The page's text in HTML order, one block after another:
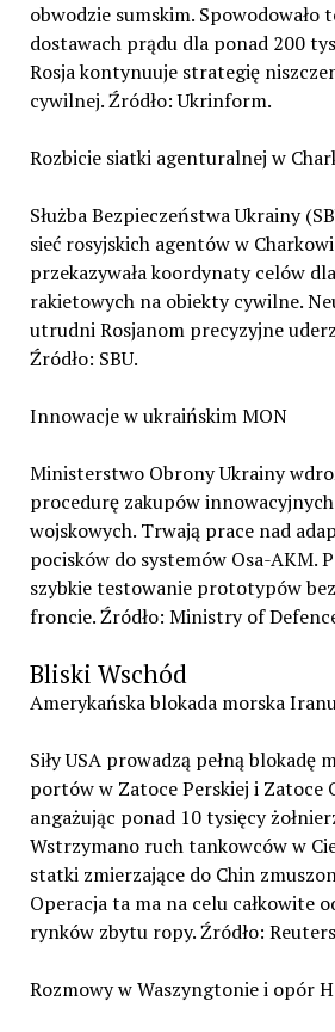
obwodzie sumskim. Spowodowało
dostawach prądu dla ponad 200
Rosja kontynuuje strategię
cywilnej. Źródło: Ukrinform.
Rozbicie siatki agenturalnej w
Służba Bezpieczeństwa Ukrainy
sieć rosyjskich agentów w
przekazywała koordynaty celów
rakietowych na obiekty cywilne.
utrudni Rosjanom precyzyjne
Źródło: SBU.
Innowacje w ukraińskim MON
Ministerstwo Obrony Ukrainy
procedurę zakupów
wojskowych. Trwają prace nad
pocisków do systemów Osa-AKM.
szybkie testowanie prototypów
froncie. Źródło: Ministry of
Bliski Wschód
Amerykańska blokada morska
Siły USA prowadzą pełną blokadę
portów w Zatoce Perskiej i Zatoce
angażując ponad 10 tysięcy
Wstrzymano ruch tankowców w
statki zmierzające do Chin
Operacja ta ma na celu całkowite
rynków zbytu ropy. Źródło:
Rozmowy w Waszyngtonie i opór